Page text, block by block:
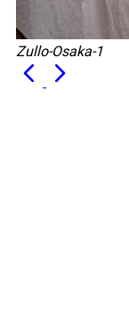
Zullo-Osaka-1